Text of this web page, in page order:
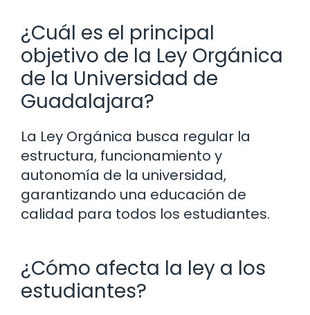
¿Cuál es el principal
objetivo de la Ley Orgánica
de la Universidad de
Guadalajara?
La Ley Orgánica busca regular la
estructura, funcionamiento y
autonomía de la universidad,
garantizando una educación de
calidad para todos los estudiantes.
¿Cómo afecta la ley a los
estudiantes?